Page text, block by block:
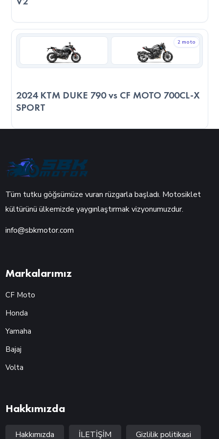
2 moto
2024 KTM DUKE 790 vs CF MOTO 700CL-X
SPORT
Tüm tutku göğsümüze vuran rüzgarla başladı. Motosiklet
kültürünü ülkemizde yaygınlaştırmak vizyonumuzdur.
info@sbkmotor.com
Markalarımız
CF Moto
Honda
Yamaha
Bajaj
Volta
Hakkımızda
Hakkımızda İLETİŞİM Gizlilik politikasi